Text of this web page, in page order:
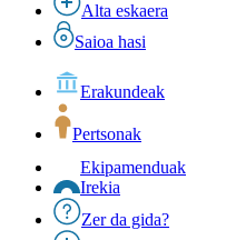
Alta eskaera
Saioa hasi
Erakundeak
Pertsonak
Ekipamenduak
Irekia
Zer da gida?